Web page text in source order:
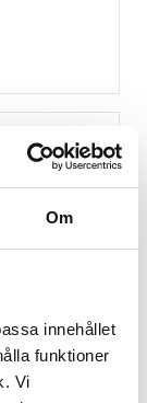
Om
innehållet
funktioner
Vi